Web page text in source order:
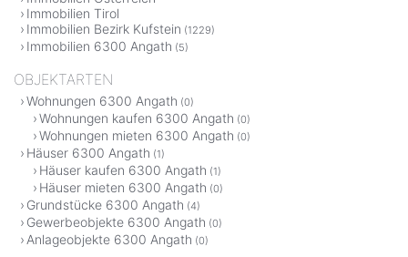
Immobilien Tirol
Immobilien Bezirk Kufstein (1229)
Immobilien 6300 Angath (5)
OBJEKTARTEN
Wohnungen 6300 Angath (0)
Wohnungen kaufen 6300 Angath (0)
Wohnungen mieten 6300 Angath (0)
Häuser 6300 Angath (1)
Häuser kaufen 6300 Angath (1)
Häuser mieten 6300 Angath (0)
Grundstücke 6300 Angath (4)
Gewerbeobjekte 6300 Angath (0)
Anlageobjekte 6300 Angath (0)